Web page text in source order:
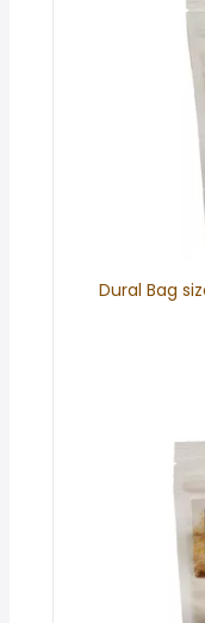
Dural Bag